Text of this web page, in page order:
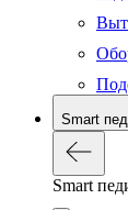
Smart
Smart